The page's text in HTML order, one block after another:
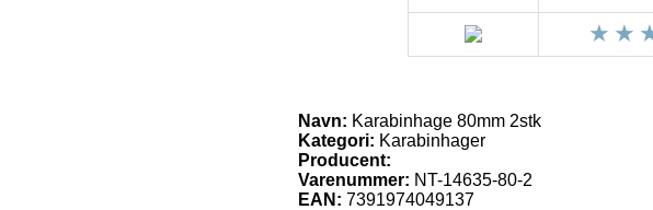
Navn: Karabinhage 80mm 2stk
Kategori: Karabinhager
Producent:
Varenummer: NT-14635-80-2
EAN: 7391974049137